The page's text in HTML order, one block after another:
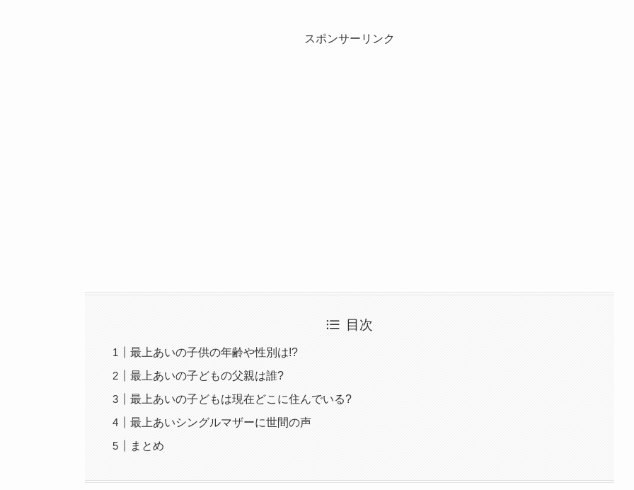
スポンサーリンク
目次
最上あいの子供の年齢や性別は!?
最上あいの子どもの父親は誰?
最上あいの子どもは現在どこに住んでいる?
最上あいシングルマザーに世間の声
まとめ